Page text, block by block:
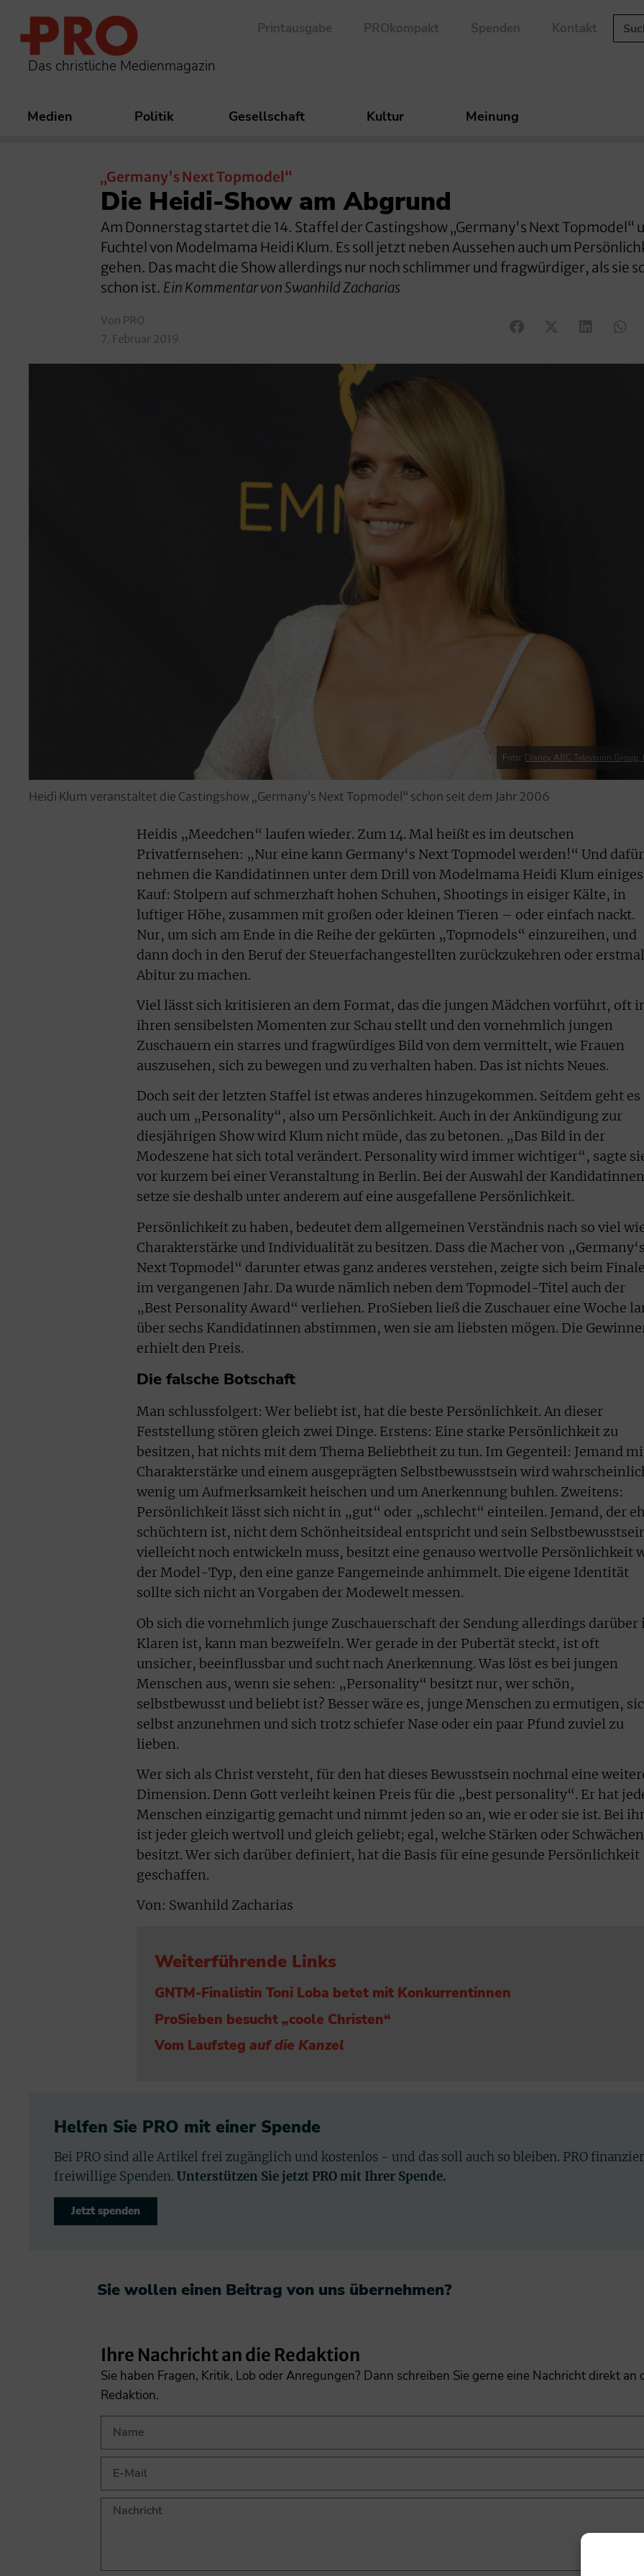
Das christliche Medienmagazin
Printausgabe PROkompakt Spenden Kontakt
Medien Politik Gesellschaft Kultur Meinung
„Germany's Next Topmodel“
Die Heidi-Show am Abgrund
Am Donnerstag startet die 14. Staffel der Castingshow „Germany's Next Topmodel“
Fuchtel von Modelmama Heidi Klum. Es soll jetzt neben Aussehen auch um
gehen. Das macht die Show allerdings nur noch schlimmer und fragwürdiger, als sie
schon ist. Ein Kommentar von Swanhild Zacharias
Von PRO
7. Februar 2019
Foto: Disney ABC Television Group,
Heidi Klum veranstaltet die Castingshow „Germany’s Next Topmodel“ schon seit dem Jahr 2006
Heidis „Meedchen“ laufen wieder. Zum 14. Mal heißt es im deutschen
Privatfernsehen: „Nur eine kann Germany‘s Next Topmodel werden!“ Und dafür
nehmen die Kandidatinnen unter dem Drill von Modelmama Heidi Klum
Kauf: Stolpern auf schmerzhaft hohen Schuhen, Shootings in eisiger Kälte, in
luftiger Höhe, zusammen mit großen oder kleinen Tieren – oder einfach nackt.
Nur, um sich am Ende in die Reihe der gekürten „Topmodels“ einzureihen, und
dann doch in den Beruf der Steuerfachangestellten zurückzukehren oder erstmal
Abitur zu machen.
Viel lässt sich kritisieren an dem Format, das die jungen Mädchen vorführt, oft
ihren sensibelsten Momenten zur Schau stellt und den vornehmlich jungen
Zuschauern ein starres und fragwürdiges Bild von dem vermittelt, wie Frauen
auszusehen, sich zu bewegen und zu verhalten haben. Das ist nichts Neues.
Doch seit der letzten Staffel ist etwas anderes hinzugekommen. Seitdem geht es
auch um „Personality“, also um Persönlichkeit. Auch in der Ankündigung zur
diesjährigen Show wird Klum nicht müde, das zu betonen. „Das Bild in der
Modeszene hat sich total verändert. Personality wird immer wichtiger“, sagte
vor kurzem bei einer Veranstaltung in Berlin. Bei der Auswahl der Kandidatinnen
setze sie deshalb unter anderem auf eine ausgefallene Persönlichkeit.
Persönlichkeit zu haben, bedeutet dem allgemeinen Verständnis nach so viel
Charakterstärke und Individualität zu besitzen. Dass die Macher von „Germany‘s
Next Topmodel“ darunter etwas ganz anderes verstehen, zeigte sich beim Finale
im vergangenen Jahr. Da wurde nämlich neben dem Topmodel-Titel auch der
„Best Personality Award“ verliehen. ProSieben ließ die Zuschauer eine Woche
über sechs Kandidatinnen abstimmen, wen sie am liebsten mögen. Die
erhielt den Preis.
Die falsche Botschaft
Man schlussfolgert: Wer beliebt ist, hat die beste Persönlichkeit. An dieser
Feststellung stören gleich zwei Dinge. Erstens: Eine starke Persönlichkeit zu
besitzen, hat nichts mit dem Thema Beliebtheit zu tun. Im Gegenteil: Jemand
Charakterstärke und einem ausgeprägten Selbstbewusstsein wird
wenig um Aufmerksamkeit heischen und um Anerkennung buhlen. Zweitens:
Persönlichkeit lässt sich nicht in „gut“ oder „schlecht“ einteilen. Jemand, der
schüchtern ist, nicht dem Schönheitsideal entspricht und sein
vielleicht noch entwickeln muss, besitzt eine genauso wertvolle Persönlichkeit
der Model-Typ, den eine ganze Fangemeinde anhimmelt. Die eigene Identität
sollte sich nicht an Vorgaben der Modewelt messen.
Ob sich die vornehmlich junge Zuschauerschaft der Sendung allerdings darüber
Klaren ist, kann man bezweifeln. Wer gerade in der Pubertät steckt, ist oft
unsicher, beeinflussbar und sucht nach Anerkennung. Was löst es bei jungen
Menschen aus, wenn sie sehen: „Personality“ besitzt nur, wer schön,
selbstbewusst und beliebt ist? Besser wäre es, junge Menschen zu ermutigen,
selbst anzunehmen und sich trotz schiefer Nase oder ein paar Pfund zuviel zu
lieben.
Wer sich als Christ versteht, für den hat dieses Bewusstsein nochmal eine
Dimension. Denn Gott verleiht keinen Preis für die „best personality“. Er hat
Menschen einzigartig gemacht und nimmt jeden so an, wie er oder sie ist. Bei
ist jeder gleich wertvoll und gleich geliebt; egal, welche Stärken oder
besitzt. Wer sich darüber definiert, hat die Basis für eine gesunde Persönlichkeit
geschaffen.
Von: Swanhild Zacharias
Weiterführende Links
GNTM-Finalistin Toni Loba betet mit Konkurrentinnen
ProSieben besucht „coole Christen“
Vom Laufsteg auf die Kanzel
Helfen Sie PRO mit einer Spende
Bei PRO sind alle Artikel frei zugänglich und kostenlos - und das soll auch so bleiben. PRO
freiwillige Spenden. Unterstützen Sie jetzt PRO mit Ihrer Spende.
Jetzt spenden
Sie wollen einen Beitrag von uns übernehmen?​
Ihre Nachricht an die Redaktion
Sie haben Fragen, Kritik, Lob oder Anregungen? Dann schreiben Sie gerne eine Nachricht direkt an
Redaktion.